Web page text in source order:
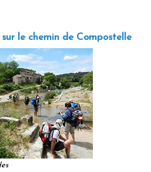
le chemin de Compostelle